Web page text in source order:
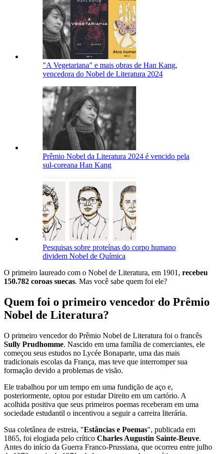
"A Vegetariana" e mais obras de Han Kang,
vencedora do Nobel de Literatura 2024
Prêmio Nobel da Literatura 2024 é vencido pela
sul-coreana Han Kang
Pesquisas sobre proteínas do corpo humano
dividem Nobel de Química
O primeiro laureado com o Nobel de Literatura, em 1901, recebeu
150.782 coroas suecas. Mas você sabe quem foi ele?
Quem foi o primeiro vencedor do Prêmio
Nobel de Literatura?
O primeiro vencedor do Prêmio Nobel de Literatura foi o francês
Sully Prudhomme. Nascido em uma família de comerciantes, ele
começou seus estudos no Lycée Bonaparte, uma das mais
tradicionais escolas da França, mas teve que interromper sua
formação devido a problemas de visão.
Ele trabalhou por um tempo em uma fundição de aço e,
posteriormente, optou por estudar Direito em um cartório. A
acolhida positiva que seus primeiros poemas receberam em uma
sociedade estudantil o incentivou a seguir a carreira literária.
Sua coletânea de estreia, "Estâncias e Poemas", publicada em
1865, foi elogiada pelo crítico Charles Augustin Sainte-Beuve.
Antes do início da Guerra Franco-Prussiana, que ocorreu entre julho